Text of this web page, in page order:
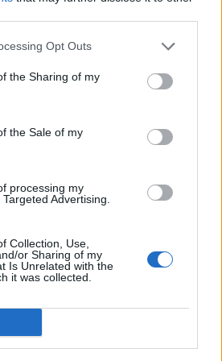
Opt Outs
the Sharing of my
the Sale of my
processing my
Advertising.
Collection, Use,
or Sharing of my
Is Unrelated with the
it was collected.
nauka w akademii pana
Kleksa – motywy
Kleks cieszył się
swoich uczniów?
postaci pana Kleksa
Kleksa - opracowanie